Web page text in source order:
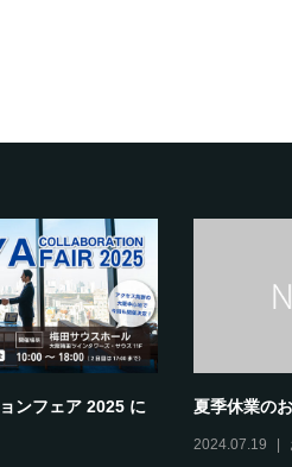
ンフェア 2025 に
夏季休業の
2024.07.19